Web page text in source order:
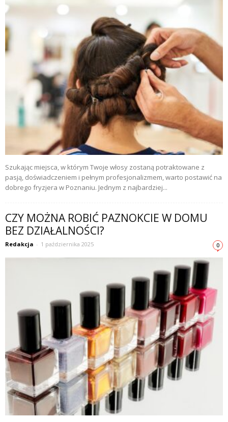
Szukając miejsca, w którym Twoje włosy zostaną potraktowane z
pasją, doświadczeniem i pełnym profesjonalizmem, warto postawić na
dobrego fryzjera w Poznaniu. Jednym z najbardziej...
CZY MOŻNA ROBIĆ PAZNOKCIE W DOMU
BEZ DZIAŁALNOŚCI?
Redakcja - 1 października 2025 0